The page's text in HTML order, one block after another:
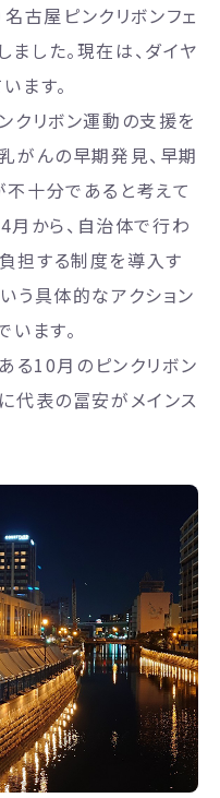
名古屋ピンクリボンフェ
した。現在は、ダイヤ
ます。
クリボン運動の支援を
がんの早期発見、早期
十分であると考えて
月から、自治体で行わ
担する制度を導入す
う具体的なアクション
います。
る10月のピンクリボン
代表の冨安がメインス